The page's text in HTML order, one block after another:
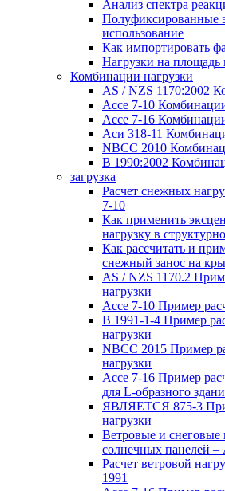
Анализ спектра
Полуфиксированные
использование
Как импортировать
Нагрузки на
Комбинации нагрузки
AS / NZS 1170:2002
Ассе 7-10
Ассе 7-16
Аси 318-11
NBCC 2010
В 1990:2002
загрузка
Расчет снежных
7-10
Как применить
нагрузку в
Как рассчитать и
снежный занос на
AS / NZS 1170.2
нагрузки
Ассе 7-10 Пример
В 1991-1-4 Пример
нагрузки
NBCC 2015 Пример
нагрузки
Ассе 7-16 Пример
для L-образного
ЯВЛЯЕТСЯ 875-3
нагрузки
Ветровые и снеговые
солнечных панелей –
Расчет ветровой
1991